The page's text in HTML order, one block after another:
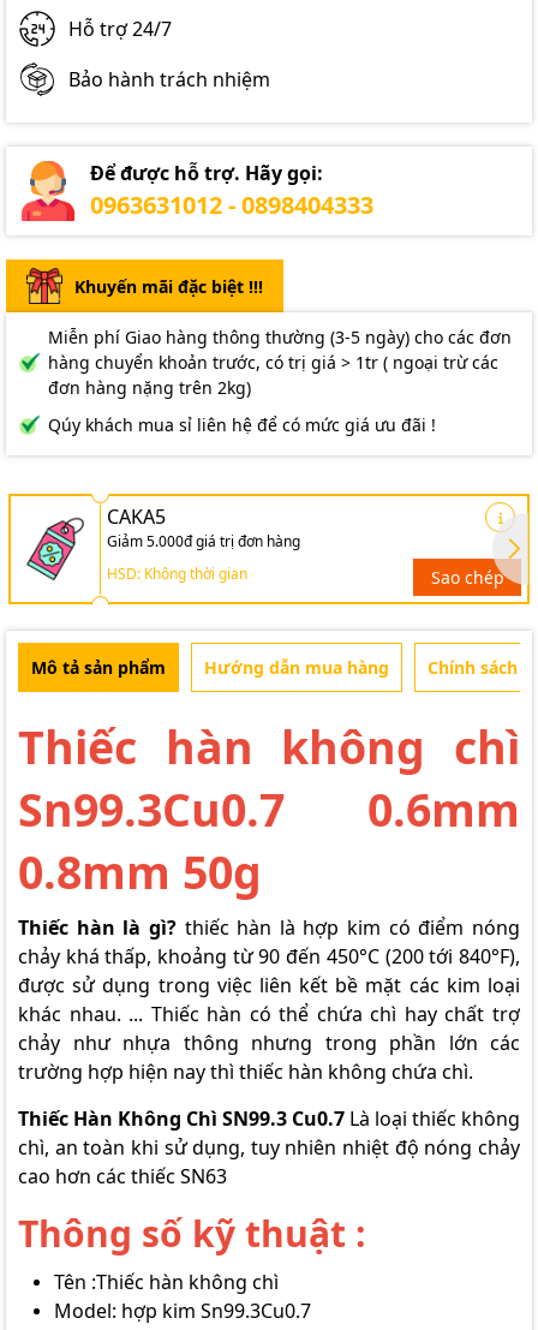
Hỗ trợ 24/7
Bảo hành trách nhiệm
Để được hỗ trợ. Hãy gọi:
0963631012 - 0898404333
Khuyến mãi đặc biệt !!!
Miễn phí Giao hàng thông thường (3-5 ngày) cho các đơn
hàng chuyển khoản trước, có trị giá > 1tr ( ngoại trừ các
đơn hàng nặng trên 2kg)
Qúy khách mua sỉ liên hệ để có mức giá ưu đãi !
CAKA5
Giảm 5.000đ giá trị đơn hàng
HSD: Không thời gian
Sao chép
Mô tả sản phẩm Hướng dẫn mua hàng Chính sách
Thiếc hàn không chì
Sn99.3Cu0.7 0.6mm
0.8mm 50g
Thiếc hàn là gì?thiếc hàn là hợp kim có điểm nóng
chảy khá thấp, khoảng từ 90 đến 450°C (200 tới 840°F),
được sử dụng trong việc liên kết bề mặt các kim loại
khác nhau. ... Thiếc hàn có thể chứa chì hay chất trợ
chảy như nhựa thông nhưng trong phần lớn các
trường hợp hiện nay thì thiếc hàn không chứa chì.
Thiếc Hàn Không Chì SN99.3 Cu0.7 Là loại thiếc không
chì, an toàn khi sử dụng, tuy nhiên nhiệt độ nóng chảy
cao hơn các thiếc SN63
Thông số kỹ thuật :
Tên :Thiếc hàn không chì
Model: hợp kim Sn99.3Cu0.7